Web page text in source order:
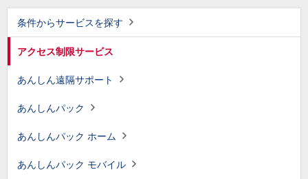
条件からサービスを探す
アクセス制限サービス
あんしん遠隔サポート
あんしんパック
あんしんパック ホーム
あんしんパック モバイル